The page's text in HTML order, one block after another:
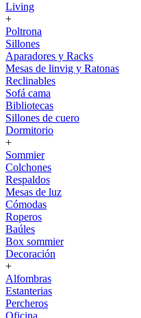
Living
+
Poltrona
Sillones
Aparadores y Racks
Mesas de linvig y Ratonas
Reclinables
Sofá cama
Bibliotecas
Sillones de cuero
Dormitorio
+
Sommier
Colchones
Respaldos
Mesas de luz
Cómodas
Roperos
Baúles
Box sommier
Decoración
+
Alfombras
Estanterias
Percheros
Oficina